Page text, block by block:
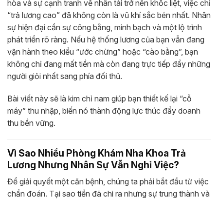
hòa và sự cạnh tranh về nhân tài trở nên khốc liệt, việc chỉ
“trả lương cao” đã không còn là vũ khí sắc bén nhất. Nhân
sự hiện đại cần sự công bằng, minh bạch và một lộ trình
phát triển rõ ràng. Nếu hệ thống lương của bạn vẫn đang
vận hành theo kiểu “ước chừng” hoặc “cào bằng”, bạn
không chỉ đang mất tiền mà còn đang trực tiếp đẩy những
người giỏi nhất sang phía đối thủ.
Bài viết này sẽ là kim chỉ nam giúp bạn thiết kế lại “cỗ
máy” thu nhập, biến nó thành động lực thúc đẩy doanh
thu bền vững.
Vì Sao Nhiều Phòng Khám Nha Khoa Trả
Lương Nhưng Nhân Sự Vẫn Nghỉ Việc?
Để giải quyết một căn bệnh, chúng ta phải bắt đầu từ việc
chẩn đoán. Tại sao tiền đã chi ra nhưng sự trung thành và